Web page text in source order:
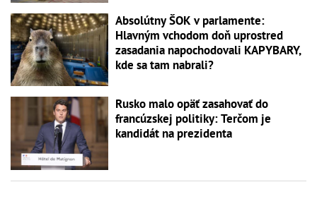
Absolútny ŠOK v parlamente:
Hlavným vchodom doň uprostred
zasadania napochodovali KAPYBARY,
kde sa tam nabrali?
Rusko malo opäť zasahovať do
francúzskej politiky: Terčom je
kandidát na prezidenta